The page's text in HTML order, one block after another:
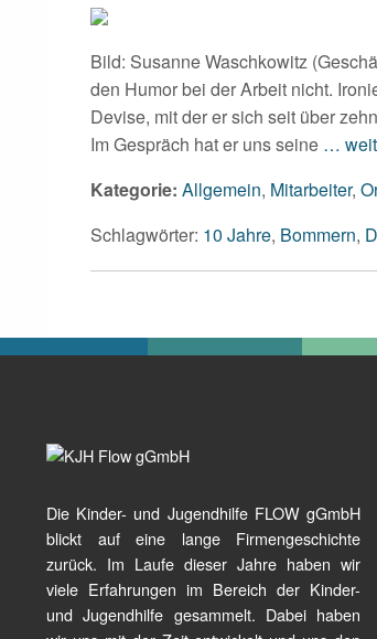
Bild: Susanne Waschkowitz
den Humor bei der Arbeit nicht.
Devise, mit der er sich seit über
Im Gespräch hat er uns seine …
Kategorie: Allgemein, Mitarbeiter,
Schlagwörter: 10 Jahre, Bommern,
Die Kinder- und Jugendhilfe FLOW gGmbH
blickt auf eine lange Firmengeschichte
zurück. Im Laufe dieser Jahre haben wir
viele Erfahrungen im Bereich der Kinder-
und Jugendhilfe gesammelt. Dabei haben